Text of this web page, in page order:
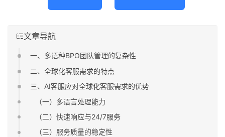
文章导航
一、多语种BPO团队管理的复杂性
二、全球化客服需求的特点
三、AI客服应对全球化客服需求的优势
（一）多语言处理能力
（二）快速响应与24/7服务
（三）服务质量的稳定性